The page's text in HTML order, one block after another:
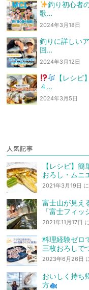
釣り初心者
歌…
2024年3月18日
釣りに詳しい
回…
2024年3月12日
【レシピ
４…
2024年3月5日
人気記事
【レシピ】簡
おろし・ムニ
2021年3月19日
富士山が見え
「富士フィッ
2021年11月17日
料理経験ゼロ
三枚おろしで
2023年6月26日
おいしく持ち
方